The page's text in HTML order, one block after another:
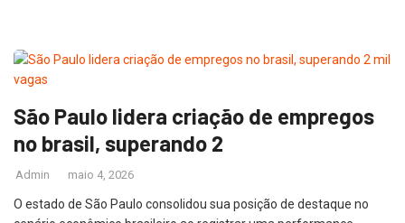
São Paulo lidera criação de empregos
no brasil, superando 2
Admin maio 4, 2026
O estado de São Paulo consolidou sua posição de destaque no